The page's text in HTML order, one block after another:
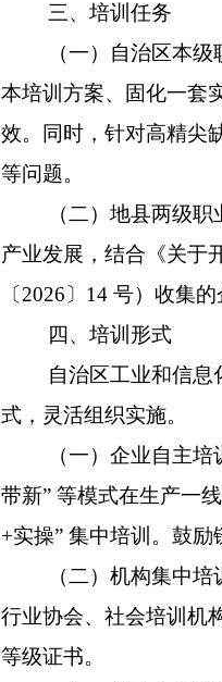
三、培训任务
（一）自治区本级
本培训方案、固化一套
效。同时，针对高精尖
等问题。
（二）地县两级职
产业发展，结合《关于
〔 2026 〕 14 号）收集的
四 、培训形式
自治区工业和信息
式，灵活组织实施。
（一）企业自主培
带新” 等模式在生产一
+实操” 集中培训。鼓励
（二）机构集中培
行业协会、社会培训机
等级证书。